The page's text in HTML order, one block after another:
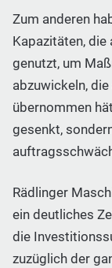
Zum anderen
Kapazitäten,
genutzt, um
abzuwickeln,
übernommen
gesenkt,
Rädlinger
ein deutliches
die
zuzüglich der